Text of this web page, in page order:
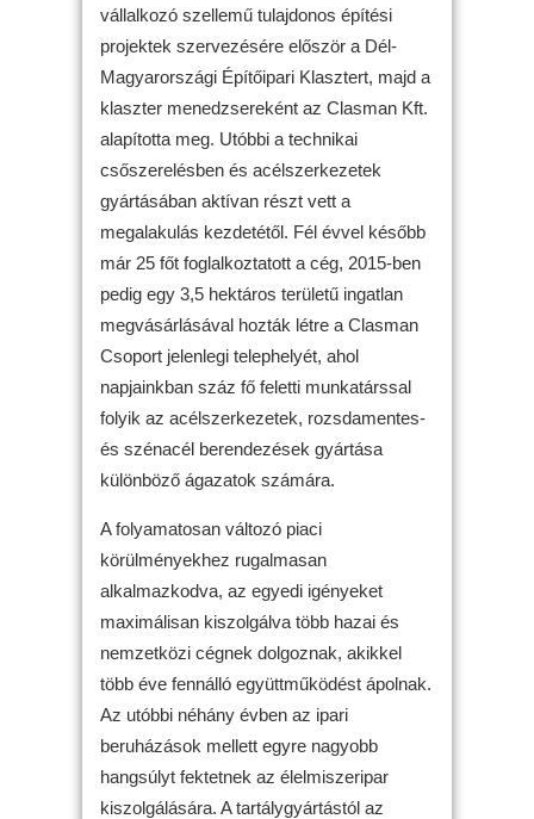
vállalkozó szellemű tulajdonos építési
projektek szervezésére először a Dél-
Magyarországi Építőipari Klasztert, majd a
klaszter menedzsereként az Clasman Kft.
alapította meg. Utóbbi a technikai
csőszerelésben és acélszerkezetek
gyártásában aktívan részt vett a
megalakulás kezdetétől. Fél évvel később
már 25 főt foglalkoztatott a cég, 2015-ben
pedig egy 3,5 hektáros területű ingatlan
megvásárlásával hozták létre a Clasman
Csoport jelenlegi telephelyét, ahol
napjainkban száz fő feletti munkatárssal
folyik az acélszerkezetek, rozsdamentes-
és szénacél berendezések gyártása
különböző ágazatok számára.
A folyamatosan változó piaci
körülményekhez rugalmasan
alkalmazkodva, az egyedi igényeket
maximálisan kiszolgálva több hazai és
nemzetközi cégnek dolgoznak, akikkel
több éve fennálló együttműködést ápolnak.
Az utóbbi néhány évben az ipari
beruházások mellett egyre nagyobb
hangsúlyt fektetnek az élelmiszeripar
kiszolgálására. A tartálygyártástól az